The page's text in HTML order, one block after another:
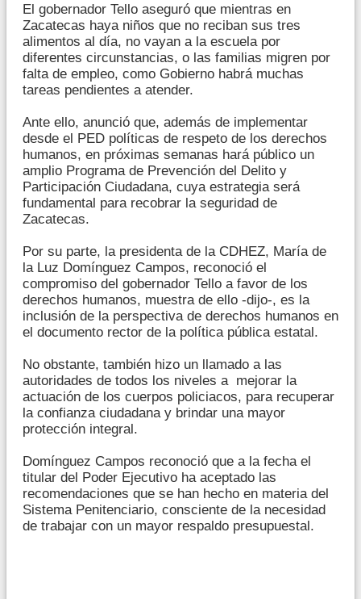
El gobernador Tello aseguró que mientras en
Zacatecas haya niños que no reciban sus tres
alimentos al día, no vayan a la escuela por
diferentes circunstancias, o las familias migren por
falta de empleo, como Gobierno habrá muchas
tareas pendientes a atender.
Ante ello, anunció que, además de implementar
desde el PED políticas de respeto de los derechos
humanos, en próximas semanas hará público un
amplio Programa de Prevención del Delito y
Participación Ciudadana, cuya estrategia será
fundamental para recobrar la seguridad de
Zacatecas.
Por su parte, la presidenta de la CDHEZ, María de
la Luz Domínguez Campos, reconoció el
compromiso del gobernador Tello a favor de los
derechos humanos, muestra de ello -dijo-, es la
inclusión de la perspectiva de derechos humanos en
el documento rector de la política pública estatal.
No obstante, también hizo un llamado a las
autoridades de todos los niveles a mejorar la
actuación de los cuerpos policiacos, para recuperar
la confianza ciudadana y brindar una mayor
protección integral.
Domínguez Campos reconoció que a la fecha el
titular del Poder Ejecutivo ha aceptado las
recomendaciones que se han hecho en materia del
Sistema Penitenciario, consciente de la necesidad
de trabajar con un mayor respaldo presupuestal.